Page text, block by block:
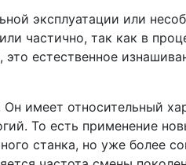
эксплуатации или
частично, так как в
естественное
имеет относительный
То есть применение
станка, но уже более